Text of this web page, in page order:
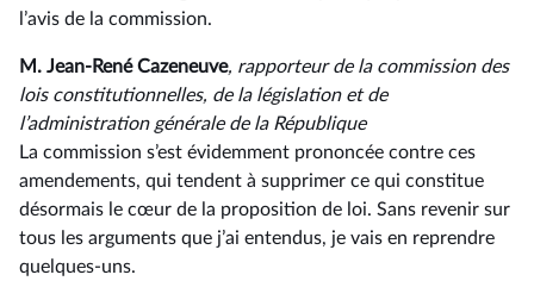
l’avis de la commission.
M. Jean-René Cazeneuve, rapporteur de la commission des
lois constitutionnelles, de la législation et de
l’administration générale de la République
La commission s’est évidemment prononcée contre ces
amendements, qui tendent à supprimer ce qui constitue
désormais le cœur de la proposition de loi. Sans revenir sur
tous les arguments que j’ai entendus, je vais en reprendre
quelques-uns.